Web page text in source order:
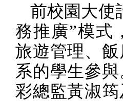
前校園大使
務推廣”模式
旅遊管理、
系的學生參
彩總監黃淑